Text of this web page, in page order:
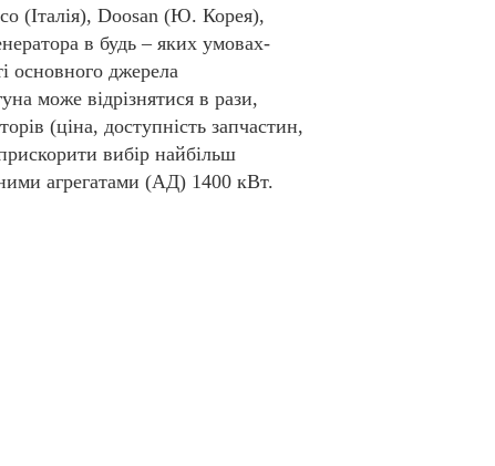
(Італія), Doosan (Ю. Корея),
в будь – яких умовах-
основного джерела
може відрізнятися в рази,
(ціна, доступність запчастин,
вибір найбільш
агрегатами (АД) 1400 кВт.